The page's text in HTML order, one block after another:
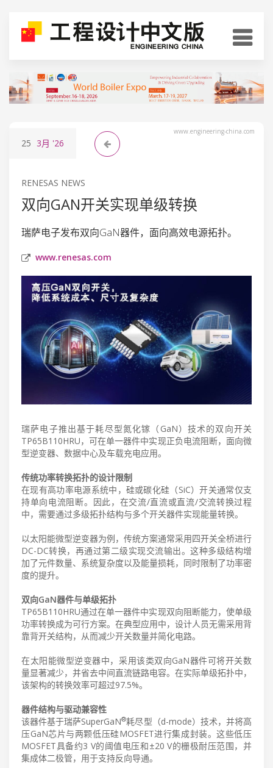
www.engineering-china.com
25 3月 '26
RENESAS NEWS
双向GAN开关实现单级转换
瑞萨电子发布双向GaN器件，面向高效电源拓扑。
www.renesas.com
瑞萨电子推出基于耗尽型氮化镓（GaN）技术的双向开关
TP65B110HRU，可在单一器件中实现正负电流阻断，面向微
型逆变器、数据中心及车载充电应用。
传统功率转换拓扑的设计限制
在现有高功率电源系统中，硅或碳化硅（SiC）开关通常仅支
持单向电流阻断。因此，在交流/直流或直流/交流转换过程
中，需要通过多级拓扑结构与多个开关器件实现能量转换。
以太阳能微型逆变器为例，传统方案通常采用四开关全桥进行
DC-DC转换，再通过第二级实现交流输出。这种多级结构增
加了元件数量、系统复杂度以及能量损耗，同时限制了功率密
度的提升。
双向GaN器件与单级拓扑
TP65B110HRU通过在单一器件中实现双向阻断能力，使单级
功率转换成为可行方案。在典型应用中，设计人员无需采用背
靠背开关结构，从而减少开关数量并简化电路。
在太阳能微型逆变器中，采用该类双向GaN器件可将开关数
量显著减少，并省去中间直流链路电容。在实际单级拓扑中，
该架构的转换效率可超过97.5%。
器件结构与驱动兼容性
该器件基于瑞萨SuperGaN®耗尽型（d-mode）技术，并将高
压GaN芯片与两颗低压硅MOSFET进行集成封装。这些低压
MOSFET具备约3 V的阈值电压和±20 V的栅极耐压范围，并
集成体二极管，用于支持反向导通。